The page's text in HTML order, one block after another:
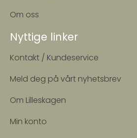
Om oss
Nyttige linker
Kontakt / Kundeservice
Meld deg på vårt nyhetsbrev
Om Lilleskagen
Min konto